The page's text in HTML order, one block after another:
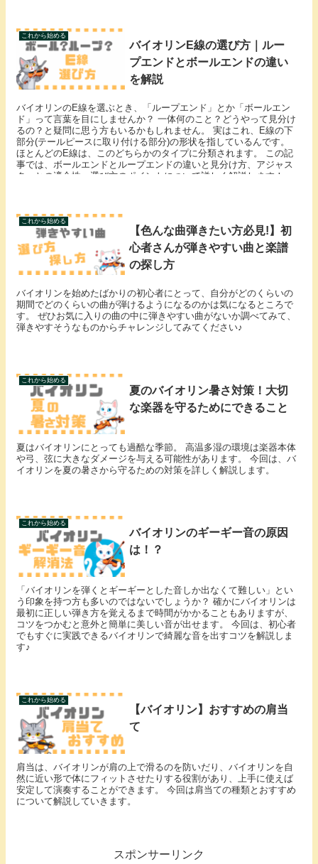
これから始める
バイオリンE線の選び方｜ルー
プエンドとボールエンドの違い
を解説
バイオリンのE線を選ぶとき、「ループエンド」とか「ボールエン
ド」って言葉を目にしませんか？ 一体何のこと？どうやって見分け
るの？と疑問に思う方もいるかもしれません。 実はこれ、E線の下
部分(テールピースに取り付ける部分)の形状を指しているんです。
ほとんどのE線は、このどちらかのタイプに分類されます。 この記
事では、ボールエンドとループエンドの違いと見分け方、アジャス
ターとの適合性、選び方のポイントについて詳しく解説します！
これから始める
【色んな曲弾きたい方必見!】初
心者さんが弾きやすい曲と楽譜
の探し方
バイオリンを始めたばかりの初心者にとって、自分がどのくらいの
期間でどのくらいの曲が弾けるようになるのかは気になるところで
す。 ぜひお気に入りの曲の中に弾きやすい曲がないか調べてみて、
弾きやすそうなものからチャレンジしてみてください♪
これから始める
夏のバイオリン暑さ対策！大切
な楽器を守るためにできること
夏はバイオリンにとっても過酷な季節。 高温多湿の環境は楽器本体
や弓、弦に大きなダメージを与える可能性があります。 今回は、バ
イオリンを夏の暑さから守るための対策を詳しく解説します。
これから始める
バイオリンのギーギー音の原因
は！？
「バイオリンを弾くとギーギーとした音しか出なくて難しい」とい
う印象を持つ方も多いのではないでしょうか？ 確かにバイオリンは
最初に正しい弾き方を覚えるまで時間がかかることもありますが、
コツをつかむと意外と簡単に美しい音が出せます。 今回は、初心者
でもすぐに実践できるバイオリンで綺麗な音を出すコツを解説しま
す♪
これから始める
【バイオリン】おすすめの肩当
て
肩当は、バイオリンが肩の上で滑るのを防いだり、バイオリンを自
然に近い形で体にフィットさせたりする役割があり、上手に使えば
安定して演奏することができます。 今回は肩当ての種類とおすすめ
について解説していきます。
スポンサーリンク